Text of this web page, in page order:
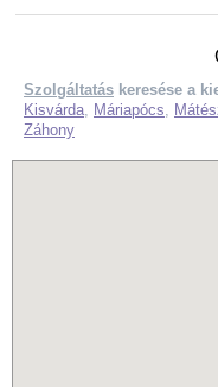
Szolgáltatás keresése a
Kisvárda, Máriapócs,
Záhony